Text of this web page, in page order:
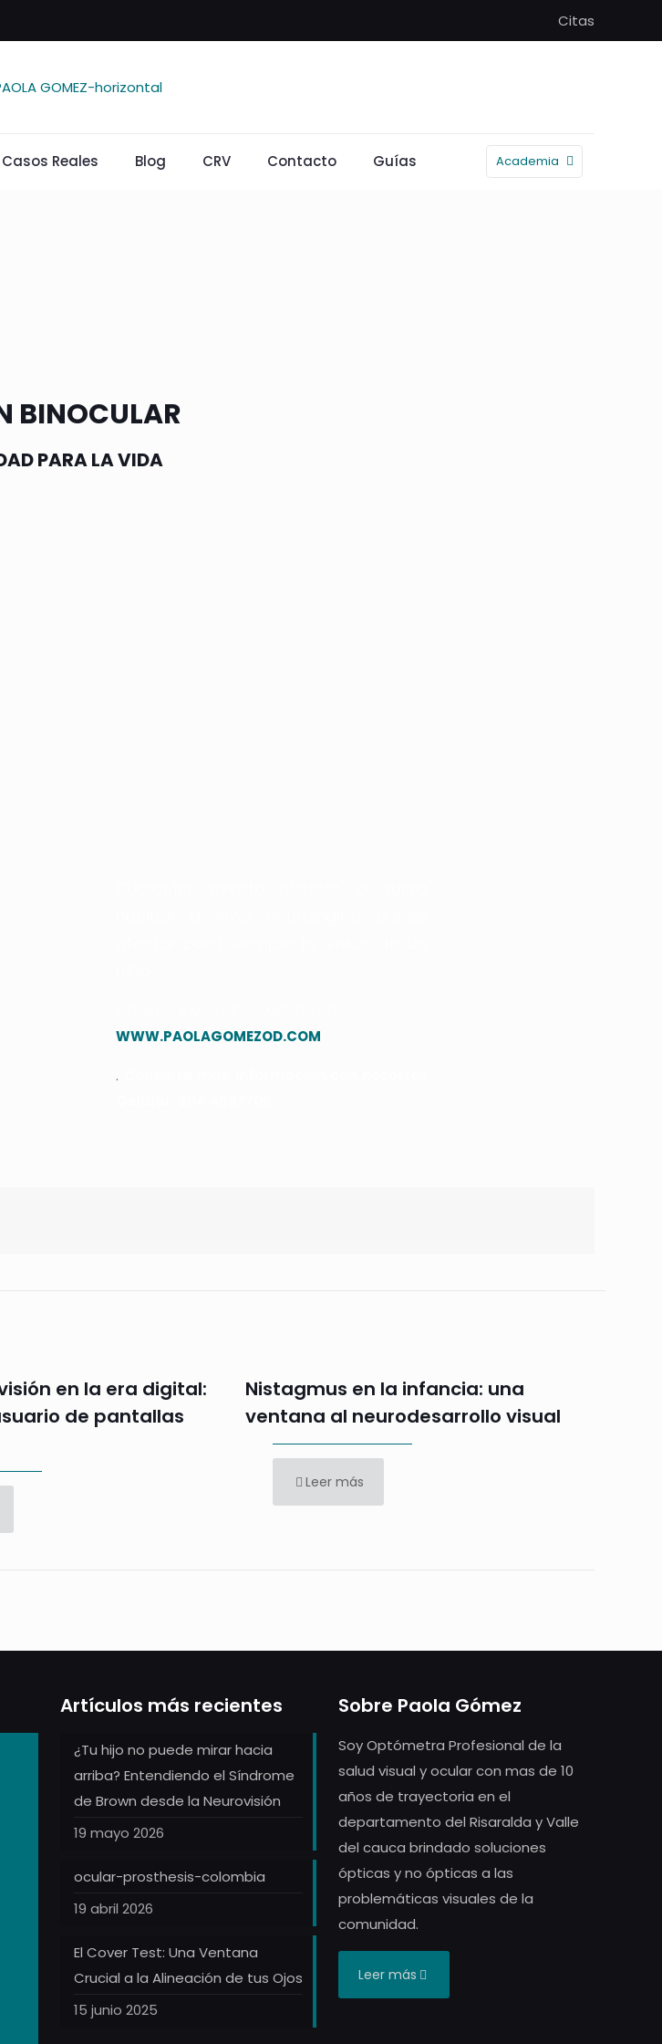
Citas
Casos Reales Blog CRV Contacto Guías Academia
BINOCULAR
PARA LA VIDA
WWW.PAOLAGOMEZOD.COM
.
en la era digital:
de pantallas
Nistagmus en la infancia: una
ventana al neurodesarrollo visual
Leer más
Artículos más recientes
¿Tu hijo no puede mirar hacia
arriba? Entendiendo el Síndrome
de Brown desde la Neurovisión
19 mayo 2026
ocular-prosthesis-colombia
19 abril 2026
El Cover Test: Una Ventana
Crucial a la Alineación de tus Ojos
15 junio 2025
Sobre Paola Gómez
Soy Optómetra Profesional de la
salud visual y ocular con mas de 10
años de trayectoria en el
departamento del Risaralda y Valle
del cauca brindado soluciones
ópticas y no ópticas a las
problemáticas visuales de la
comunidad.
Leer más